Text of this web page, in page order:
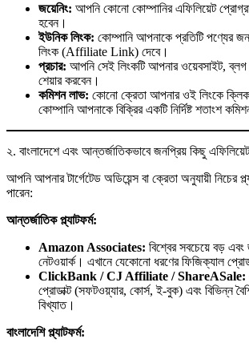
জয়েনিং: আপনি কোনো কোম্পানির এফিলিয়েট
হবেন।
ইউনিক লিংক: কোম্পানি আপনাকে প্রতিটি পণ্যের
লিংক (Affiliate Link) দেবে।
প্রচার: আপনি সেই লিংকটি আপনার ওয়েবসাইট, ব্লগ
শেয়ার করবেন।
কমিশন লাভ: কোনো ক্রেতা আপনার ওই লিংকে
কোম্পানি আপনাকে বিক্রির একটি নির্দিষ্ট শতাংশ
২. বাংলাদেশে এবং আন্তর্জাতিকভাবে জনপ্রিয় কিছু
আপনি আপনার টার্গেটেড অডিয়েন্স বা ক্রেতা অনুযায়ী নিচের
পারেন:
আন্তর্জাতিক প্ল্যাটফর্ম:
Amazon Associates: বিশ্বের সবচেয়ে বড়
নেটওয়ার্ক। এখানে যেকোনো ধরণের ফিজিক্যাল
ClickBank / CJ Affiliate / ShareASale:
প্রোডাক্ট (সফটওয়্যার, কোর্স, ই-বুক) এবং বিভিন্ন
বিখ্যাত।
বাংলাদেশি প্ল্যাটফর্ম: